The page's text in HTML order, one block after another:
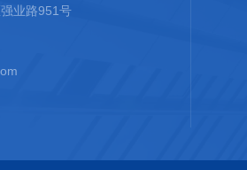
业路951号